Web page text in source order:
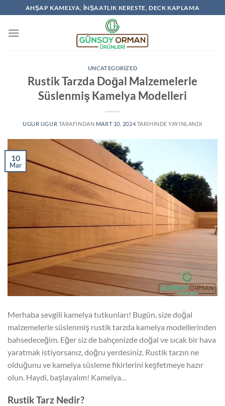
AHŞAP KAMELYA, İNŞAATLIK KERESTE, DECK KAPLAMA
UNCATEGORIZED
Rustik Tarzda Doğal Malzemelerle
Süslenmiş Kamelya Modelleri
UGUR UGUR TARAFINDAN MART 10, 2024TARIHINDE YAYINLANDI
10
Mar
Merhaba sevgili kamelya tutkunları! Bugün, size doğal
malzemelerle süslenmiş rustik tarzda kamelya modellerinden
bahsedeceğim. Eğer siz de bahçenizde doğal ve sıcak bir hava
yaratmak istiyorsanız, doğru yerdesiniz. Rustik tarzın ne
olduğunu ve kamelya süsleme fikirlerini keşfetmeye hazır
olun. Haydi, başlayalım! Kamelya…
Rustik Tarz Nedir?